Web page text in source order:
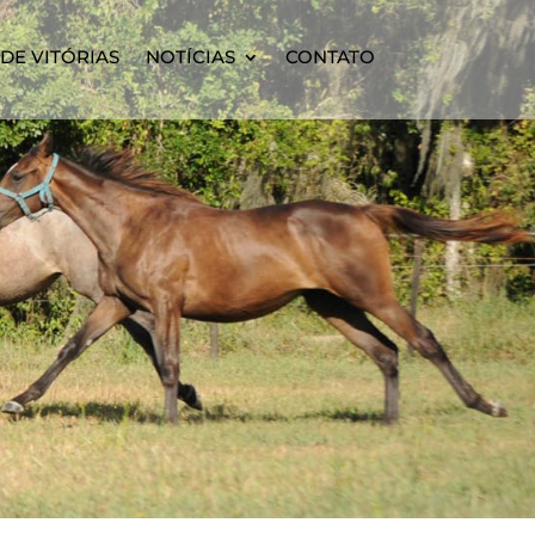
VITÓRIAS NOTÍCIAS CONTATO